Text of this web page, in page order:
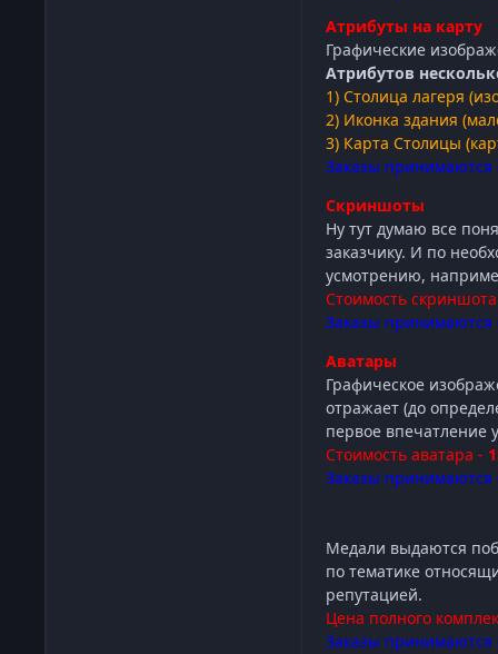
Атрибуты на карту
Графические
Атрибутов
1) Столица лагеря
2) Иконка здания
3) Карта Столицы
Заказы принимаются
Скриншоты
Ну тут думаю все
заказчику. И по
усмотрению,
Стоимость
Заказы принимаются
Аватары
Графическое
отражает (до
первое впечатление
Стоимость аватара -
Заказы принимаются
Медали выдаются
по тематике
репутацией.
Цена полного
Заказы принимаются